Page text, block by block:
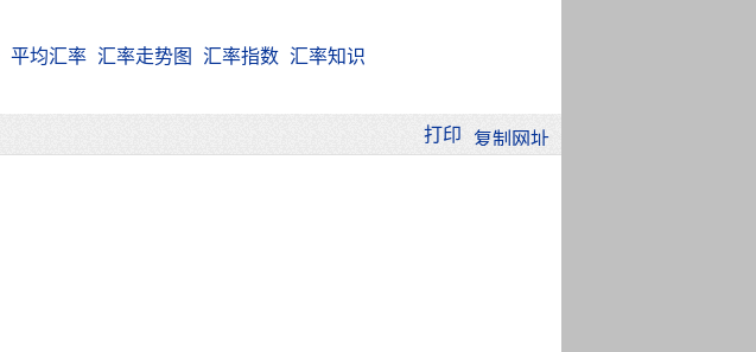
平均汇率 汇率走势图 汇率指数 汇率知识
打印